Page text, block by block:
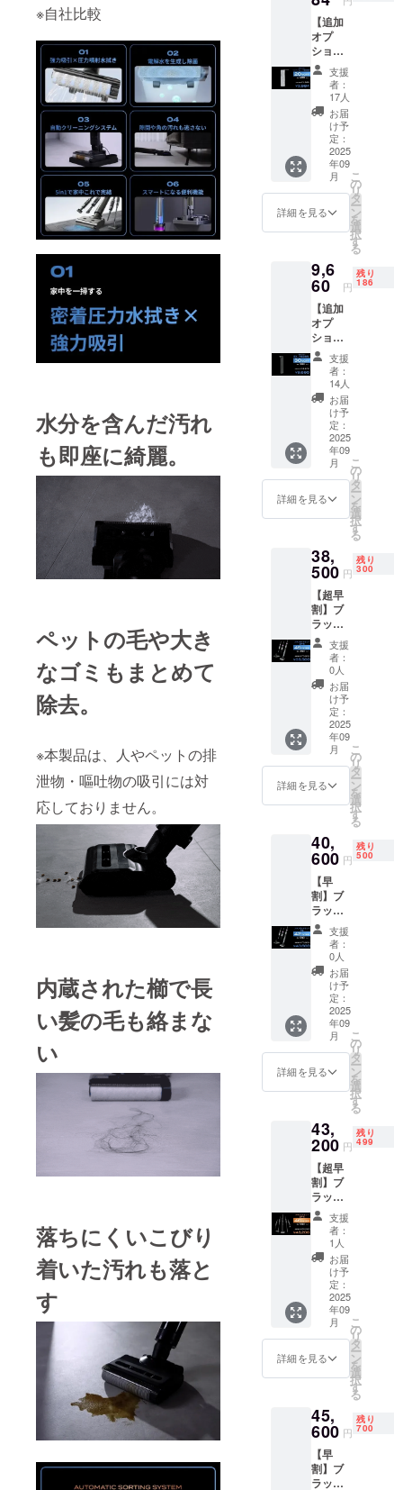
※自社比較
水分を含んだ汚れ
も即座に綺麗。
ペットの毛や大き
なゴミもまとめて
除去。
※本製品は、人やペットの排
泄物・嘔吐物の吸引には対
応しておりません。
内蔵された櫛で長
い髪の毛も絡まな
い
落ちにくいこびり
着いた汚れも落と
す
イスが
必要な
場合
は、
メッ
セージ
にて実
行者に
直接お
問合せ
くださ
い）
類カ
バー×１
個、布
団乾燥
用伸縮
ホー
ス、 靴
用ア
タッチ
メン
ト、収
納袋、
折りた
類ラッ
ク ●適
事業者
登録番
号：あ
り （適
格請求
書発行
事業者
登録番
号の記
載のあ
るイン
ボイス
が必要
な場合
は、
セージ
にて実
直接お
問合せ
くださ
い）
掃除機
ユニッ
ト（延
長パイ
プ＋吸
引ヘッ
ド）１
セット
・布団
掃除
ヘッド
（UV除
菌ラン
き）１
セット
●適格請
行事業
者登録
番号：
あり
（適格
請求書
発行事
業者登
録番号
の記載
のある
インボ
イスが
必要な
場合
メッ
セージ
直接お
問合せ
くださ
い）
（5点）
収納充
電スタ
ンド兼
自動乾
燥1個、
隙間ノ
ズル1
個、
2in1ブ
ラシ1
個、お
手入れ
ブラシ1
本、電
プター1
格請求
書発行
事業者
登録番
号：あ
り （適
格請求
書発行
事業者
登録番
号の記
載のあ
るイン
ボイス
が必要
は、
メッ
行者に
直接お
問合せ
くださ
い）
【追加
オプ
ショ
ン】布
団掃除
ヘッド
※単体購
入不可
●適格請
求書発
行事業
者登録
番号：
あり
（適格
録番号
の記載
のある
インボ
イスが
必要な
場合
は、
メッ
セージ
にて実
行者に
直接お
問合せ
くださ
い）
【追加
オプ
ショ
ン】
ヘッド
ブラシ
（予備
交換
用）×1
《996円
もお
得！》
総額：
4,980円
→
3,984円
OFF）
【内
容】 ●
商品名
【追加
オプ
ショ
ン】
ヘッド
ブラシ
(予備交
換用) ※
単体購
入不可
●適格請
求書発
行事業
（適格
請求書
発行事
業者登
録番号
の記載
のある
インボ
イスが
必要な
場合
は、
メッ
セージ
にて実
行者に
直接お
支援
者：
17人
お届
け予
定：
2025
年09
月
詳細を見る
こ
の
リ
タ
ー
ン
を
選
択
す
る
9,6
60 円
残り
186
【追加
オプ
ショ
ン】電
池（予
備交換
用）×1
《4,140
円もお
得！》
総額：
13,800
円 →
9,660円
（30%
OFF）
容】 ●
商品名
【追加
オプ
ショ
ン】電
池（予
備交換
用） ※
単体購
入不可
●適格請
求書発
行事業
者登録
番号：
あり
業者登
録番号
の記載
のある
インボ
イスが
必要な
場合
は、
メッ
セージ
にて実
行者に
直接お
問合せ
くださ
い）
支援
者：
14人
お届
け予
定：
2025
年09
月
詳細を見る
こ
の
リ
タ
ー
ン
を
選
択
す
る
38,
500 円
残り
300
【超早
割】ブ
ラック
ホール
X1掃除
機スタ
ンダー
ドセッ
ト×1／
SOUYI
《31,50
0円もお
得！》
総額：
70,000
円 →
円
（45%
OFF）
【内
容】 ●
商品名
5in1掃
除機ス
タン
ダード
セット
【セッ
ト内
容】 ・
ブラッ
クホー
ル掃除
付属品
（5点）
収納充
電スタ
ンド兼
自動乾
燥1個、
隙間ノ
ズル1
個、
2in1ブ
ラシ1
個、お
手入れ
ブラシ1
本、電
源アダ
プター1
書発行
事業者
登録番
号：あ
り （適
支援
者：
0人
お届
け予
定：
2025
年09
月
詳細を見る
こ
の
リ
タ
ー
ン
を
選
択
す
る
40,
600 円
残り
500
【早
割】ブ
ラック
ホール
X1掃除
機スタ
ンダー
ドセッ
ト×1／
SOUYI
《29,40
0円もお
得！》
総額：
70,000
円 →
円
（42%
OFF）
【内
容】 ●
商品名
5in1掃
除機ス
タン
ダード
セット
【セッ
ト内
容】 ・
ブラッ
クホー
ル掃除
付属品
（5点）
収納充
電スタ
ンド兼
自動乾
支援
者：
0人
お届
け予
定：
2025
年09
月
詳細を見る
こ
の
リ
タ
ー
ン
を
選
択
す
る
43,
200 円
残り
499
【超早
割】ブ
ラック
ホール
X1掃除
機スペ
シャル
セット
×1／
SOUYI
《36,80
0円もお
得！》
総額：
80,000
円 →
円
（46%
OFF）
【内
容】 ●
商品名
支援
者：
1人
お届
け予
定：
2025
年09
月
詳細を見る
こ
の
リ
タ
ー
ン
を
選
択
す
る
45,
600 円
残り
700
【早
割】ブ
ラック